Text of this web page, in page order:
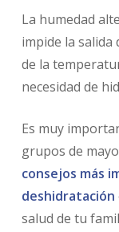
La humedad
impide la salida
de la
necesidad de
Es muy
grupos de
consejos más
deshidratación
salud de tu